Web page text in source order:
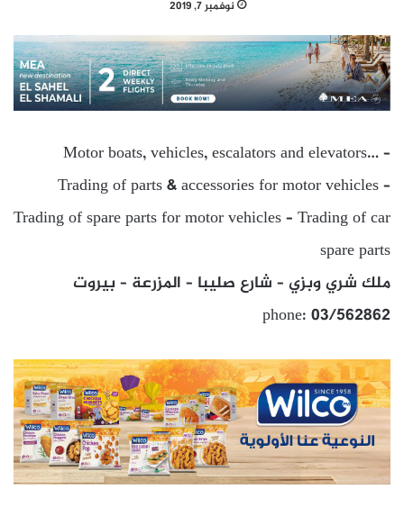
نوفمبر 7, 2019
Motor boats, vehicles, escalators and elevators… –
Trading of parts & accessories for motor vehicles –
Trading of spare parts for motor vehicles – Trading of car
spare parts
ملك شري وبزي – شارع صليبا – المزرعة – بيروت
phone: 03/562862